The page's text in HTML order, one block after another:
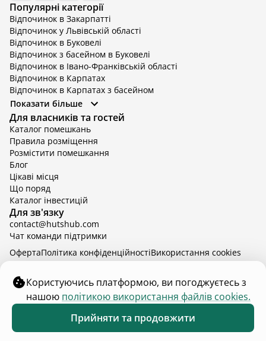
доба
2 дорослих
Забронювати
Популярні категорії
Відпочинок в Закарпатті
Відпочинок у Львівській області
Відпочинок в Буковелі
Відпочинок з басейном в Буковелі
Відпочинок в Івано-Франківській області
Відпочинок в Карпатах
Відпочинок в Карпатах з басейном
Відпочинок в Київській області
Відпочинок в Київській області з басейном
Відпочинок в Тернопільській області
Відпочинок у Вінницькій області
Відпочинок в Яремче
Відпочинок у Львівській області з басейном
Відпочинок з басейном в Тернопільській області
Показати більше
Для власників та гостей
Каталог помешкань
Правила розміщення
Розмістити помешкання
Блог
Цікаві місця
Що поряд
Каталог інвестицій
Для зв'язку
contact@hutshub.com
Чат команди підтримки
hutshub | ©2026
ОфертаПолітика конфіденційностіBикористання cookies
Користуючись платформою, ви погоджуєтесь з
нашою політикою використання файлів cookies.
Прийняти та продовжити